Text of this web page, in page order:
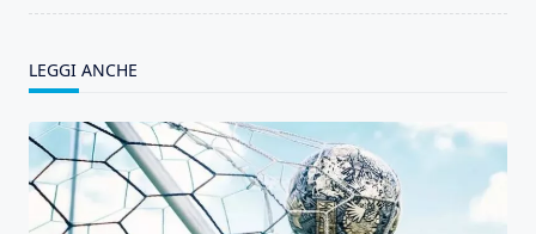
text">Page</span>
LEGGI ANCHE